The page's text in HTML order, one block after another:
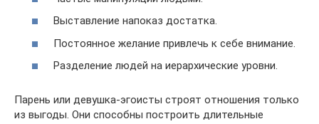
Выставление напоказ достатка.
Постоянное желание привлечь к себе внимание.
Разделение людей на иерархические уровни.
Парень или девушка-эгоисты строят отношения только
из выгоды. Они способны построить длительные